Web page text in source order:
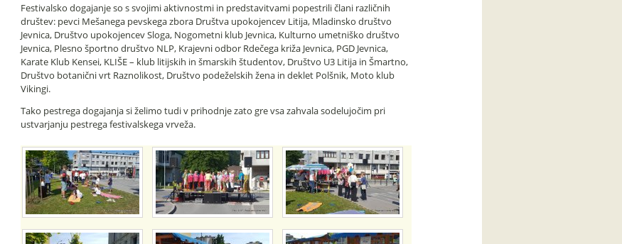
Festivalsko dogajanje so s svojimi aktivnostmi in predstavitvami popestrili člani različnih
društev: pevci Mešanega pevskega zbora Društva upokojencev Litija, Mladinsko društvo
Jevnica, Društvo upokojencev Sloga, Nogometni klub Jevnica, Kulturno umetniško društvo
Jevnica, Plesno športno društvo NLP, Krajevni odbor Rdečega križa Jevnica, PGD Jevnica,
Karate Klub Kensei, KLIŠE – klub litijskih in šmarskih študentov, Društvo U3 Litija in Šmartno,
Društvo botanični vrt Raznolikost, Društvo podeželskih žena in deklet Polšnik, Moto klub
Vikingi.
Tako pestrega dogajanja si želimo tudi v prihodnje zato gre vsa zahvala sodelujočim pri
ustvarjanju pestrega festivalskega vrveža.